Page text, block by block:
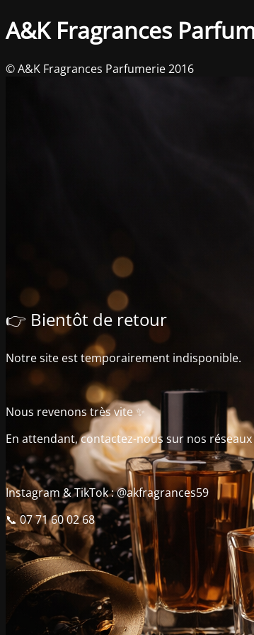
A&K Fragrances
👉 Bientôt de retour
Notre site est temporairement indisponible.
Nous revenons très vite ✨
En attendant, contactez-nous sur nos réseaux
Instagram & TikTok : @akfragrances59
📞 07 71 60 02 68
© A&K Fragrances Parfumerie 2016